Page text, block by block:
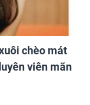
chèo mát
viên mãn